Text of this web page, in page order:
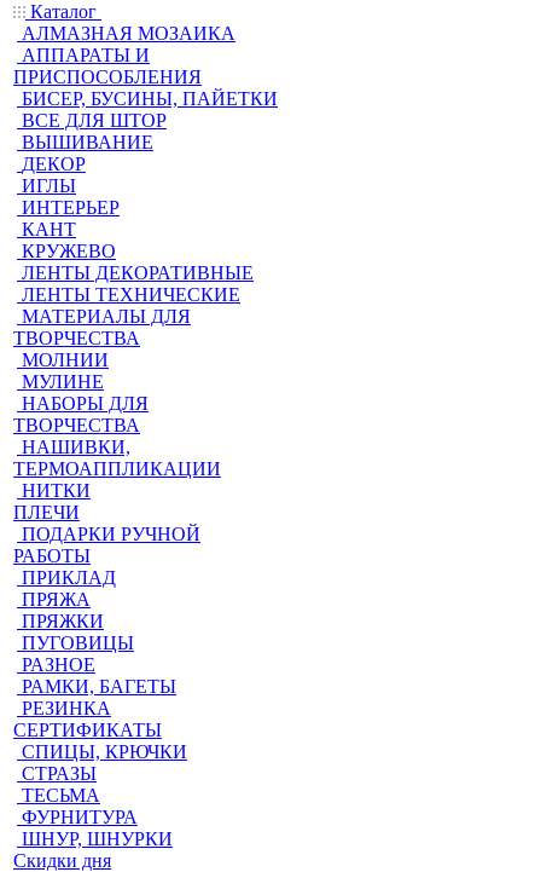
Каталог
АЛМАЗНАЯ МОЗАИКА
АППАРАТЫ И
ПРИСПОСОБЛЕНИЯ
БИСЕР, БУСИНЫ, ПАЙЕТКИ
ВСЕ ДЛЯ ШТОР
ВЫШИВАНИЕ
ДЕКОР
ИГЛЫ
ИНТЕРЬЕР
КАНТ
КРУЖЕВО
ЛЕНТЫ ДЕКОРАТИВНЫЕ
ЛЕНТЫ ТЕХНИЧЕСКИЕ
МАТЕРИАЛЫ ДЛЯ
ТВОРЧЕСТВА
МОЛНИИ
МУЛИНЕ
НАБОРЫ ДЛЯ
ТВОРЧЕСТВА
НАШИВКИ,
ТЕРМОАППЛИКАЦИИ
НИТКИ
ПЛЕЧИ
ПОДАРКИ РУЧНОЙ
РАБОТЫ
ПРИКЛАД
ПРЯЖА
ПРЯЖКИ
ПУГОВИЦЫ
РАЗНОЕ
РАМКИ, БАГЕТЫ
РЕЗИНКА
СЕРТИФИКАТЫ
СПИЦЫ, КРЮЧКИ
СТРАЗЫ
ТЕСЬМА
ФУРНИТУРА
ШНУР, ШНУРКИ
Скидки дня